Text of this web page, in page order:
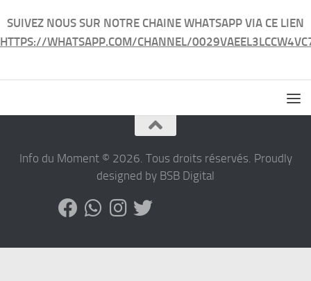
SUIVEZ NOUS SUR NOTRE CHAINE WHATSAPP VIA CE LIEN
HTTPS://WHATSAPP.COM/CHANNEL/
Info du Moment © 2026. Tous droits réservés. Proudly
designed by BSB Digital